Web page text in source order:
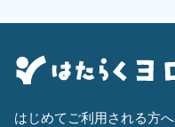
はじめてご利用される方へ